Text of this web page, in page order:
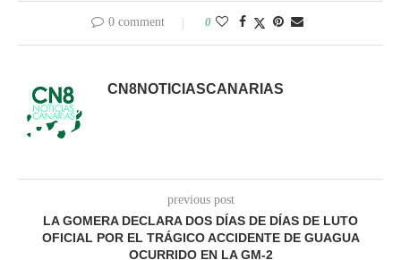
0 comment 0
CN8NOTICIASCANARIAS
previous post
LA GOMERA DECLARA DOS DÍAS DE DÍAS DE LUTO
OFICIAL POR EL TRÁGICO ACCIDENTE DE GUAGUA
OCURRIDO EN LA GM-2